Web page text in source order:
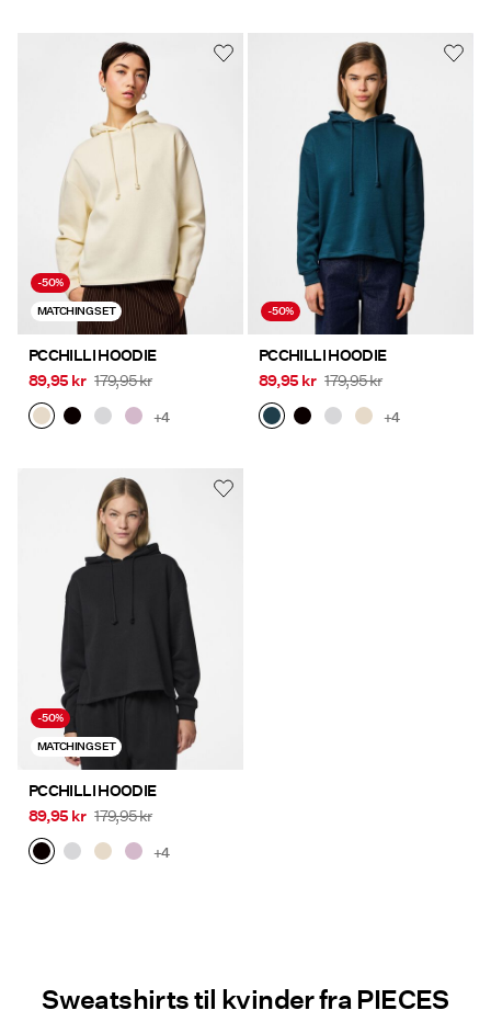
-50%
MATCHING SET
PCCHILLI HOODIE
89,95 kr 179,95 kr
+4
-50%
PCCHILLI HOODIE
89,95 kr 179,95 kr
+4
-50%
MATCHING SET
PCCHILLI HOODIE
89,95 kr 179,95 kr
+4
Sweatshirts til kvinder fra PIECES